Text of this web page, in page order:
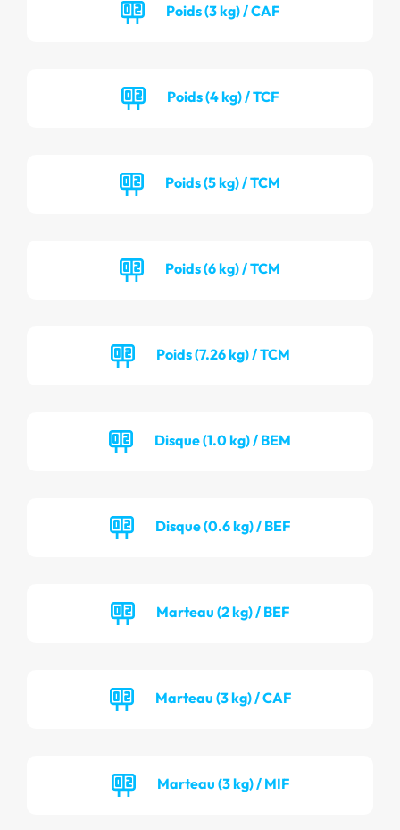
Poids (3 kg) / CAF
Poids (4 kg) / TCF
Poids (5 kg) / TCM
Poids (6 kg) / TCM
Poids (7.26 kg) / TCM
Disque (1.0 kg) / BEM
Disque (0.6 kg) / BEF
Marteau (2 kg) / BEF
Marteau (3 kg) / CAF
Marteau (3 kg) / MIF